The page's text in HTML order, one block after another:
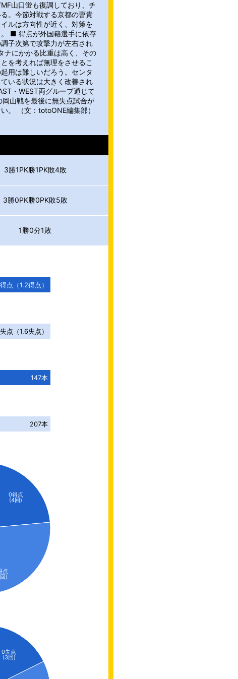
山口蛍も復調しており、チ
。今節対戦する京都の曺貴
ルは方向性が近く、対策を
■ 得点が外国籍選手に依存
子次第で攻撃力が左右され
ナにかかる比重は高く、その
を考えれば無理をさせるこ
用は難しいだろう。センタ
いる状況は大きく改善され
・WEST両グループ通じて
山戦を最後に無失点試合が
。 （文：totoONE編集部）
3勝1PK勝1PK敗4敗
3勝0PK勝0PK敗5敗
1勝0分1敗
得点 （1.2得点）
失点 （1.6失点）
147本
207本
0得点
(4回)
点
)
0失点
(3回)